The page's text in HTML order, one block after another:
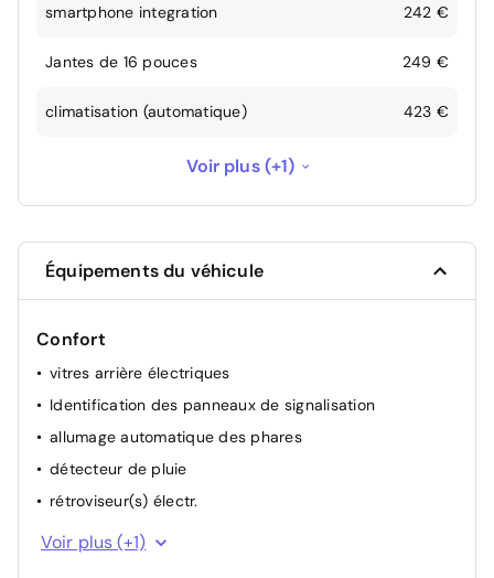
smartphone integration 242 €
Jantes de 16 pouces 249 €
climatisation (automatique) 423 €
Voir plus (+1)
Équipements du véhicule
Confort
vitres arrière électriques
Identification des panneaux de signalisation
allumage automatique des phares
détecteur de pluie
rétroviseur(s) électr.
régulateur de vitesse
Voir plus (+1)